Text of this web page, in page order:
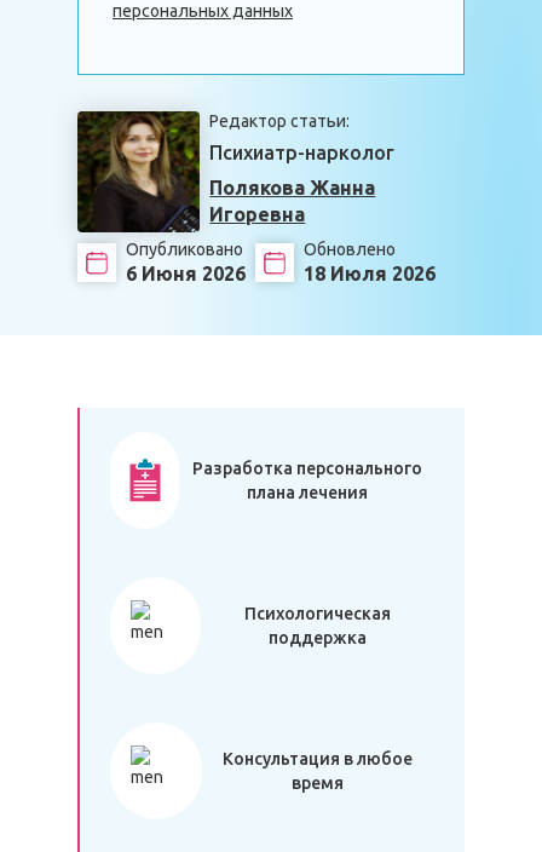
персональных данных
Редактор статьи:
Психиатр-нарколог
Полякова Жанна
Игоревна
Опубликовано
6 Июня 2026
Обновлено
18 Июля 2026
Разработка персонального
плана лечения
Психологическая
поддержка
Консультация в любое
время